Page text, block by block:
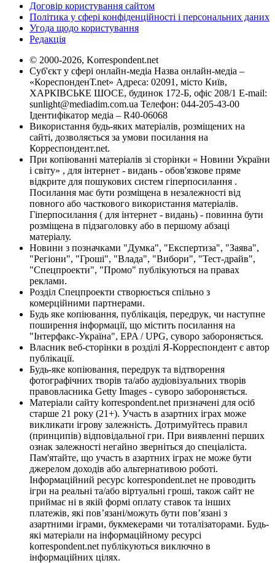
Договір користування сайтом
Політика у сфері конфіденційності і персональних даних
Угода щодо користування
Редакція
© 2000-2026, Korrespondent.net
Суб'єкт у сфері онлайн-медіа Назва онлайн-медіа –
«КореспонденТ.net» Адреса: 02091, місто Київ,
ХАРКІВСЬКЕ ШОСЕ, будинок 172-Б, офіс 208/1 E-mail:
sunlight@mediadim.com.ua Телефон: 044-205-43-00
Ідентифікатор медіа – R40-06068
Використання будь-яких матеріалів, розміщених на
сайті, дозволяється за умови посилання на
Корреспондент.net.
При копіюванні матеріалів зі сторінки « Новини України
і світу» , для інтернет - видань - обов'язкове пряме
відкрите для пошукових систем гіперпосилання .
Посилання має бути розміщена в незалежності від
повного або часткового використання матеріалів.
Гіперпосилання ( для інтернет - видань) - повинна бути
розміщена в підзаголовку або в першому абзаці
матеріалу.
Новини з позначками "Думка", "Експертиза", "Заява",
"Регіони", "Гроші", "Влада", "Вибори", "Тест-драйв",
"Спецпроекти", "Промо" публікуються на правах
реклами.
Розділ Спецпроекти створюється спільно з
комерційними партнерами.
Будь яке копіювання, публікація, передрук, чи наступне
поширення інформації, що містить посилання на
"Інтерфакс-Україна", EPA / UPG, суворо забороняється.
Власник веб-сторінки в розділі Я-Корреспондент є автор
публікації.
Будь-яке копіювання, передрук та відтворення
фотографічних творів та/або аудіовізуальних творів
правовласника Getty Images - суворо забороняється.
Матеріали сайту korrespondent.net призначені для осіб
старше 21 року (21+). Участь в азартних іграх може
викликати ігрову залежність. Дотримуйтесь правил
(принципів) відповідальної гри. При виявленні перших
ознак залежності негайно зверніться до спеціаліста.
Пам'ятайте, що участь в азартних іграх не може бути
джерелом доходів або альтернативою роботі.
Інформаційний ресурс korrespondent.net не проводить
ігри на реальні та/або віртуальні гроші, також сайт не
приймає ні в якій формі оплату ставок та інших
платежів, які пов’язані/можуть бути пов’язані з
азартними іграми, букмекерами чи тоталізаторами. Будь-
які матеріали на інформаційному ресурсі
korrespondent.net публікуються виключно в
інформаційних цілях.